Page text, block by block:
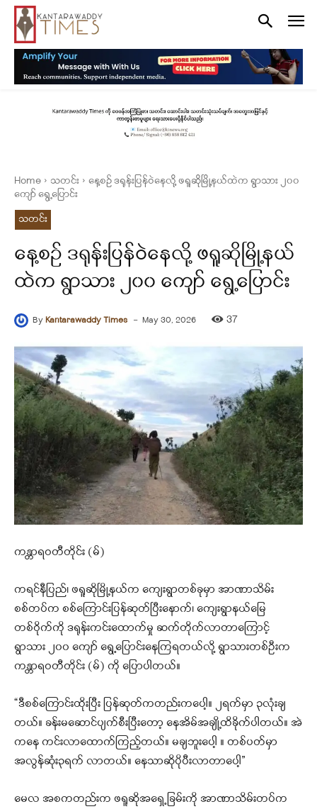
Home သတင်း
နေ့စဥ် ဒရုန်းပြန်ဝဲနေလို့ ဖရူဆိုမြို့နယ်ထဲက ရွာသား ၂၀၀
ကျော် ရွေ့ပြောင်း
သတင်း
နေ့စဥ် ဒရုန်းပြန်ဝဲနေလို့ ဖရူဆိုမြို့နယ်
ထဲက ရွာသား ၂၀၀ ကျော် ရွေ့ပြောင်း
ByKantarawaddy Times - May 30, 2026 37
ကန္တာရဝတီတိုင်း (မ်)
ကရင်နီပြည်၊ ဖရူဆိုမြို့နယ်က ကျေးရွာတစ်ခုမှာ အာဏာသိမ်း
စစ်တပ်က စစ်ကြောင်းပြန်ဆုတ်ပြီးနောက်၊ ကျေးရွာနယ်မြေ
တစ်ဝိုက်ကို ဒရုန်းကင်းထောက်မှု ဆက်တိုက်လာတာကြောင့်
ရွာသား ၂၀၀ ကျော် ရွေ့ပြောင်းနေကြရတယ်လို့ ရွာသားတစ်ဦးက
ကန္တာရဝတီတိုင်း (မ်) ကို ပြောပါတယ်။
“ဒီစစ်ကြောင်းထိုးပြီး ပြန်ဆုတ်ကတည်းကပေါ့။ ၂ရက်မှာ ၃လုံးချ
တယ်။ ခန်းမဆောင်ပျက်စီးပြီးတော့ နေအိမ်အချို့ထိခိုက်ပါတယ်။ အဲ
ကနေ ကင်းလာထောက်ကြည့်တယ်။ မချဘူးပေါ့ ။ တစ်ပတ်မှာ
အလွန်ဆုံး၃ရက် လာတယ်။ နေသာဆိုပိုပီးလာတာပေါ့”
မေလ အစကတည်းက ဖရူဆိုအရှေ့ခြမ်းကို အာဏာသိမ်းတပ်က